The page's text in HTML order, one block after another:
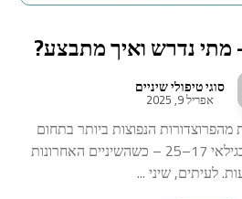
מתי נדרש ואיך מתבצע?
סוגי טיפולי שיניים
אפריל 9, 2025
הנפוצות ביותר בתחום
רפואת השיניים, במיוחד בגילאי 17–25 – כשהשיניים האחרונות
לעיתים, שיני ...